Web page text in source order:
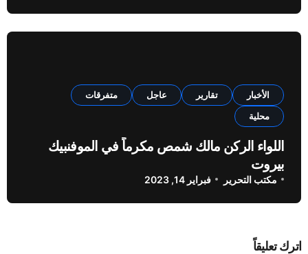
الأخبار تقارير عاجل
متفرقات
محلية
اللواء الركن مالك شمص مكرماً في الموفنبيك
بيروت
مكتب التحرير فبراير 14, 2023
اترك تعليقاً